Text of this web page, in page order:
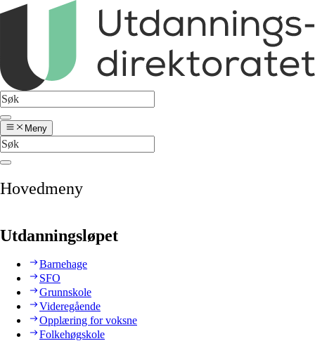
Meny
Hovedmeny
Utdanningsløpet
Barnehage
SFO
Grunnskole
Videregående
Opplæring for voksne
Folkehøgskole